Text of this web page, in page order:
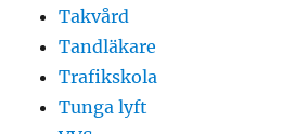
Takvård
Tandläkare
Trafikskola
Tunga lyft